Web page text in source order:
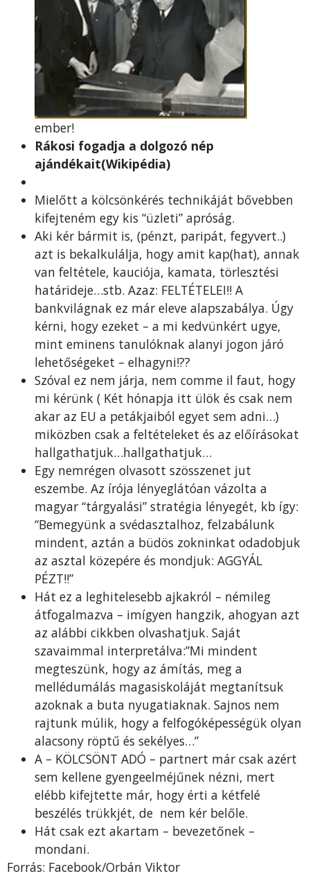
ember!
Rákosi fogadja a dolgozó nép
ajándékait(Wikipédia)
Mielőtt a kölcsönkérés technikáját bővebben
kifejteném egy kis “üzleti” apróság.
Aki kér bármit is, (pénzt, paripát, fegyvert..)
azt is bekalkulálja, hogy amit kap(hat), annak
van feltétele, kauciója, kamata, törlesztési
határideje…stb. Azaz: FELTÉTELEI!! A
bankvilágnak ez már eleve alapszabálya. Úgy
kérni, hogy ezeket – a mi kedvünkért ugye,
mint eminens tanulóknak alanyi jogon járó
lehetőségeket – elhagyni!??
Szóval ez nem járja, nem comme il faut, hogy
mi kérünk ( Két hónapja itt ülök és csak nem
akar az EU a petákjaiból egyet sem adni…)
miközben csak a feltételeket és az előírásokat
hallgathatjuk…hallgathatjuk…
Egy nemrégen olvasott szösszenet jut
eszembe. Az írója lényeglátóan vázolta a
magyar “tárgyalási” stratégia lényegét, kb így:
“Bemegyünk a svédasztalhoz, felzabálunk
mindent, aztán a büdös zokninkat odadobjuk
az asztal közepére és mondjuk: AGGYÁL
PÉZT!!”
Hát ez a leghitelesebb ajkakról – némileg
átfogalmazva – imígyen hangzik, ahogyan azt
az alábbi cikkben olvashatjuk. Saját
szavaimmal interpretálva:”Mi mindent
megteszünk, hogy az ámítás, meg a
mellédumálás magasiskoláját megtanítsuk
azoknak a buta nyugatiaknak. Sajnos nem
rajtunk múlik, hogy a felfogóképességük olyan
alacsony röptű és sekélyes…”
A – KÖLCSÖNT ADÓ – partnert már csak azért
sem kellene gyengeelméjűnek nézni, mert
elébb kifejtette már, hogy érti a kétfelé
beszélés trükkjét, de nem kér belőle.
Hát csak ezt akartam – bevezetőnek –
mondani.
Forrás: Facebook/Orbán Viktor